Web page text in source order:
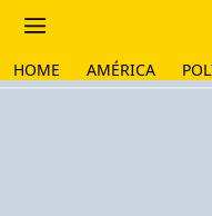
HOME AMÉRICA